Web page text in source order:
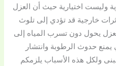
وليست اختيارية حيث أن العزل
خارجية قد تؤدي إلى تلوث
يحول دون تسرب المياه إلى
حدوث الرطوبة وانتشار
ولكل هذه الأسباب يلزمكم